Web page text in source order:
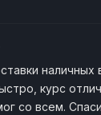
наличных
курс
со всем.